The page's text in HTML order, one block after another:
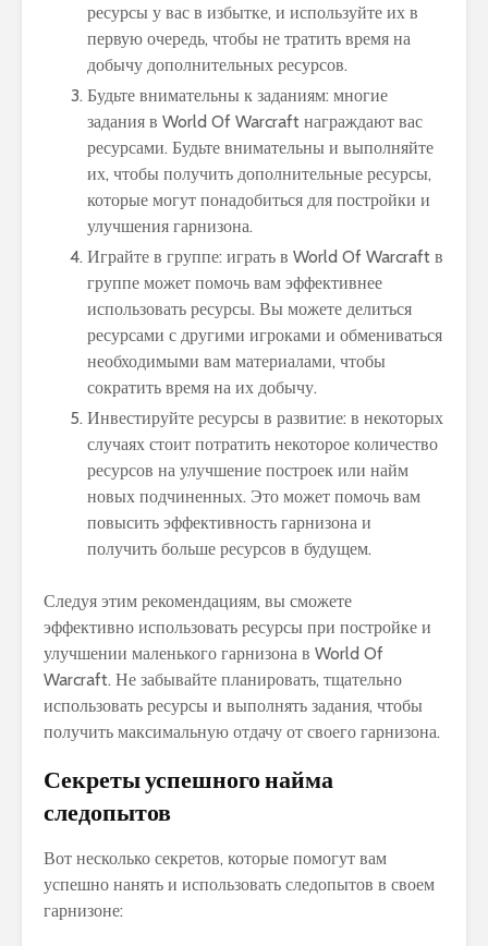
ресурсы у вас в избытке, и используйте их в
первую очередь, чтобы не тратить время на
добычу дополнительных ресурсов.
Будьте внимательны к заданиям: многие
задания в World Of Warcraft награждают вас
ресурсами. Будьте внимательны и выполняйте
их, чтобы получить дополнительные ресурсы,
которые могут понадобиться для постройки и
улучшения гарнизона.
Играйте в группе: играть в World Of Warcraft в
группе может помочь вам эффективнее
использовать ресурсы. Вы можете делиться
ресурсами с другими игроками и обмениваться
необходимыми вам материалами, чтобы
сократить время на их добычу.
Инвестируйте ресурсы в развитие: в некоторых
случаях стоит потратить некоторое количество
ресурсов на улучшение построек или найм
новых подчиненных. Это может помочь вам
повысить эффективность гарнизона и
получить больше ресурсов в будущем.
Следуя этим рекомендациям, вы сможете
эффективно использовать ресурсы при постройке и
улучшении маленького гарнизона в World Of
Warcraft. Не забывайте планировать, тщательно
использовать ресурсы и выполнять задания, чтобы
получить максимальную отдачу от своего гарнизона.
Секреты успешного найма
следопытов
Вот несколько секретов, которые помогут вам
успешно нанять и использовать следопытов в своем
гарнизоне: